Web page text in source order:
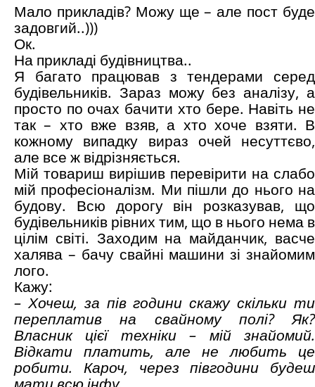
Мало прикладів? Можу ще – але пост буде
задовгий..)))
Ок.
На прикладі будівництва..
Я багато працював з тендерами серед
будівельників. Зараз можу без аналізу, а
просто по очах бачити хто бере. Навіть не
так – хто вже взяв, а хто хоче взяти. В
кожному випадку вираз очей несуттєво,
але все ж відрізняється.
Мій товариш вирішив перевірити на слабо
мій професіоналізм. Ми пішли до нього на
будову. Всю дорогу він розказував, що
будівельників рівних тим, що в нього нема в
цілім світі. Заходим на майданчик, васче
халява – бачу свайні машини зі знайомим
лого.
Кажу:
– Хочеш, за пів години скажу скільки ти
переплатив на свайному полі? Як?
Власник цієї техніки – мій знайомий.
Відкати платить, але не любить це
робити. Кароч, через півгодини будеш